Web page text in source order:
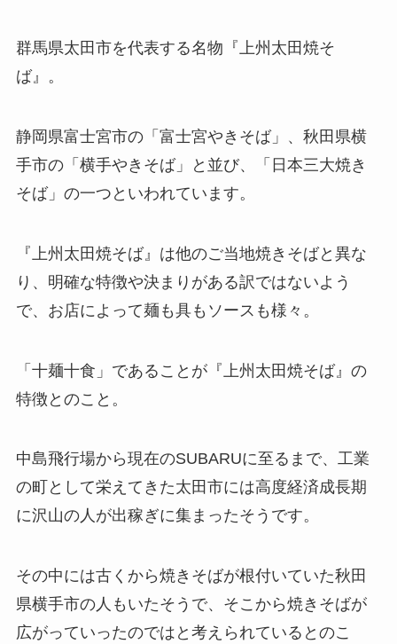
群馬県太田市を代表する名物『上州太田焼そ
ば』。
静岡県富士宮市の「富士宮やきそば」、秋田県横
手市の「横手やきそば」と並び、「日本三大焼き
そば」の一つといわれています。
『上州太田焼そば』は他のご当地焼きそばと異な
り、明確な特徴や決まりがある訳ではないよう
で、お店によって麺も具もソースも様々。
「十麺十食」であることが『上州太田焼そば』の
特徴とのこと。
中島飛行場から現在のSUBARUに至るまで、工業
の町として栄えてきた太田市には高度経済成長期
に沢山の人が出稼ぎに集まったそうです。
その中には古くから焼きそばが根付いていた秋田
県横手市の人もいたそうで、そこから焼きそばが
広がっていったのではと考えられているとのこ